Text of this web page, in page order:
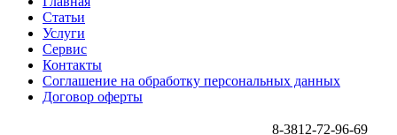
Статьи
Услуги
Сервис
Контакты
Соглашение на обработку персональных данных
Договор оферты
8-3812-72-96-69